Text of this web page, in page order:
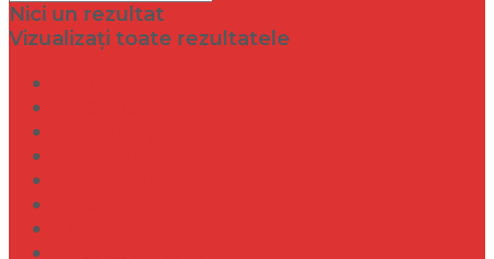
Nici un rezultat
Vizualizați toate rezultatele